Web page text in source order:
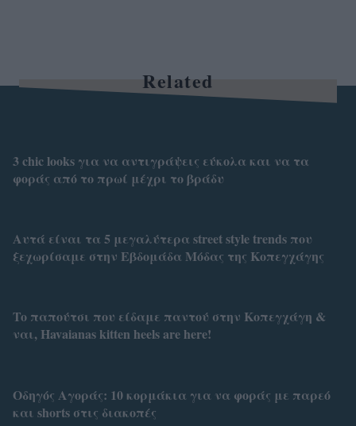
Related
3 chic looks για να αντιγράψεις εύκολα και να τα
φοράς από το πρωί μέχρι το βράδυ
Αυτά είναι τα 5 μεγαλύτερα street style trends που
ξεχωρίσαμε στην Εβδομάδα Μόδας της Κοπεγχάγης
To παπούτσι που είδαμε παντού στην Κοπεγχάγη &
ναι, Havaianas kitten heels are here!
Οδηγός Αγοράς: 10 κορμάκια για να φοράς με παρεό
και shorts στις διακοπές